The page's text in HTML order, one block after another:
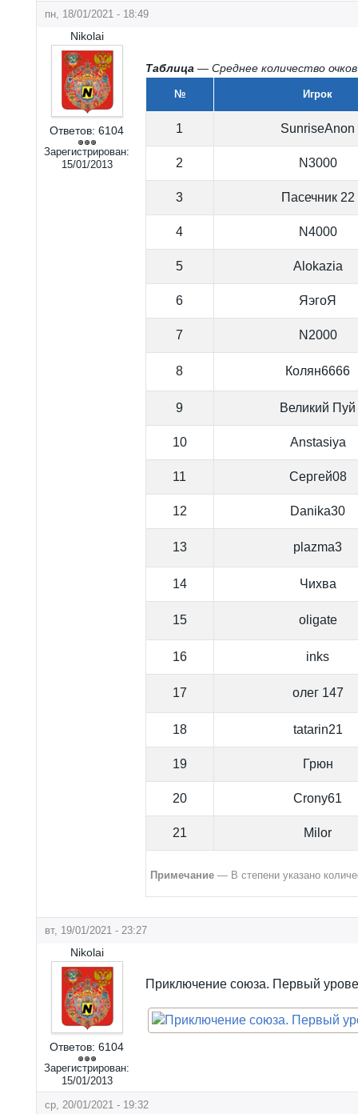
пн, 18/01/2021 - 18:49
Nikolai
Ответов: 6104
Зарегистрирован:
15/01/2013
Таблица — Среднее количество
№ Игрок
1 SunriseAnon
2 N3000
3 Пасечник 22
4 N4000
5 Alokazia
6 ЯэгоЯ
7 N2000
8 Колян6666
9 Великий Пуй
10 Anstasiya
11 Сергей08
12 Danika30
13 plazma3
14 Чихва
15 oligate
16 inks
17 олег 147
18 tatarin21
19 Грюн
20 Crony61
21 Milor
Примечание— В степени указано
вт, 19/01/2021 - 23:27
Nikolai
Ответов: 6104
Зарегистрирован:
15/01/2013
Приключение союза. Первый
ср, 20/01/2021 - 19:32